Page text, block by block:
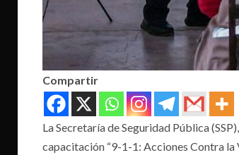
Compartir
La Secretaría de Seguridad Pública
capacitación “9-1-1: Acciones Contra la